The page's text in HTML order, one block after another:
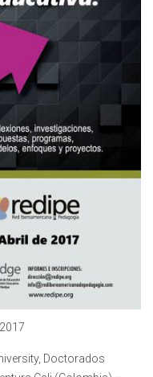
Doctorados